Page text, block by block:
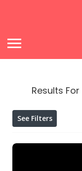
Results For
See Filters